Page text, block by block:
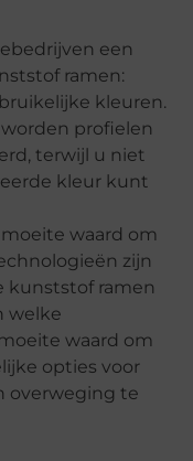
een
ramen:
kleuren.
profielen
terwijl u niet
kleur kunt
waard om
zijn
kunststof ramen
welke
waard om
opties voor
overweging te